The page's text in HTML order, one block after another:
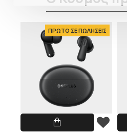
ΠΡΩΤΟ ΣΕ ΠΩΛΗΣΕΙΣ